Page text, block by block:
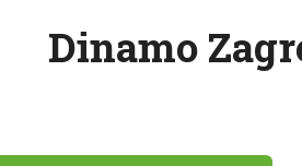
Dinamo